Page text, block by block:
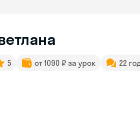
5 от 1090 ₽ за урок 22